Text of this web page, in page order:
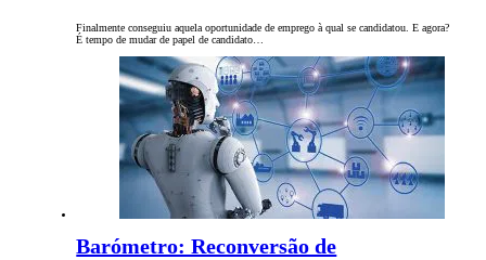
Finalmente conseguiu aquela oportunidade de emprego à qual se candidatou. E agora?
É tempo de mudar de papel de candidato…
Barómetro: Reconversão de